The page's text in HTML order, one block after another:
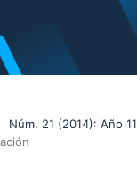
Núm. 21 (2014): Año 11